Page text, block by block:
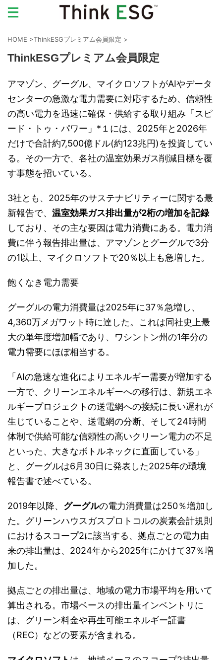
HOME >ThinkESGプレミアム会員限定 >
ThinkESGプレミアム会員限定
アマゾン、グーグル、マイクロソフトがAIやデータ
センターの急激な電力需要に対応するため、信頼性
の高い電力を迅速に確保・供給する取り組み「スピ
ード・トゥ・パワー」*１には、2025年と2026年
だけで合計約7,500億ドル(約123兆円)を投資してい
る。その一方で、各社の温室効果ガス削減目標を覆
す事態を招いている。
3社とも、2025年のサステナビリティーに関する最
新報告で、 温室効果ガス排出量が2桁の増加を記録
しており、その主な要因は電力消費にある。電力消
費に伴う報告排出量は、アマゾンとグーグルで3分
の1以上、マイクロソフトで20％以上も急増した。
飽くなき電力需要
グーグルの電力消費量は2025年に37％急増し、
4,360万メガワット時に達した。これは同社史上最
大の単年度増加幅であり、ワシントン州の1年分の
電力需要にほぼ相当する。
「AIの急速な進化によりエネルギー需要が増加する
一方で、クリーンエネルギーへの移行は、新規エネ
ルギープロジェクトの送電網への接続に長い遅れが
生じていることや、送電網の分断、そして24時間
体制で供給可能な信頼性の高いクリーン電力の不足
といった、大きなボトルネックに直面している」
と、グーグルは6月30日に発表した2025年の環境
報告書で述べている。
2019年以降、 グーグルの電力消費量は250％増加し
た。グリーンハウスガスプロトコルの炭素会計規則
におけるスコープ2に該当する、拠点ごとの電力由
来の排出量は、2024年から2025年にかけて37％増
加した。
拠点ごとの排出量は、地域の電力市場平均を用いて
算出される。市場ベースの排出量インベントリに
は、グリーン料金や再生可能エネルギー証書
（REC）などの要素が含まれる。